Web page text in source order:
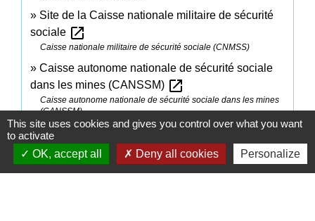
Site de la Caisse nationale militaire de sécurité
sociale open_in_new
Caisse nationale militaire de sécurité sociale (CNMSS)
Caisse autonome nationale de sécurité sociale
dans les mines (CANSSM) open_in_new
Caisse autonome nationale de sécurité sociale dans les mines
(CANSSM)
Caisse de prévoyance et de retraite de la SNCF
(CPR SNCF)open_in_new
Caisse de Prévoyance et de Retraite du personnel de la SNCF
This site uses cookies and gives you control over what you want
to activate
OK, accept all
Deny all cookies Personalize